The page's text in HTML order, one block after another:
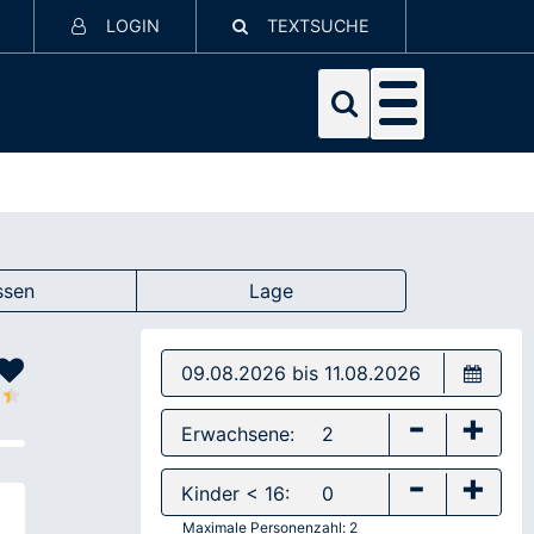
LOGIN TEXTSUCHE
Lage
Erwachsene: - +
Kinder < 16: - +
Maximale Personenzahl: 2